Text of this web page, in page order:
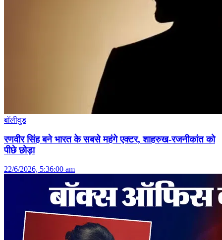
बॉलीवुड
रणवीर सिंह बने भारत के सबसे महंगे एक्टर, शाहरुख-रजनीकांत को
पीछे छोड़ा
22/6/2026, 5:36:00 am